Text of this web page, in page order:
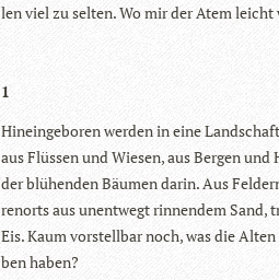
len viel zu sel­ten. Wo mir der Atem
1
Hin­ein­ge­bo­ren wer­den in eine
aus Flüs­sen und Wie­sen, aus Ber­gen
der blü­hen­den Bäu­men darin. Aus
ren­orts aus unent­wegt rin­nen­dem Sand,
Eis. Kaum vor­stell­bar noch, was die
ben haben?